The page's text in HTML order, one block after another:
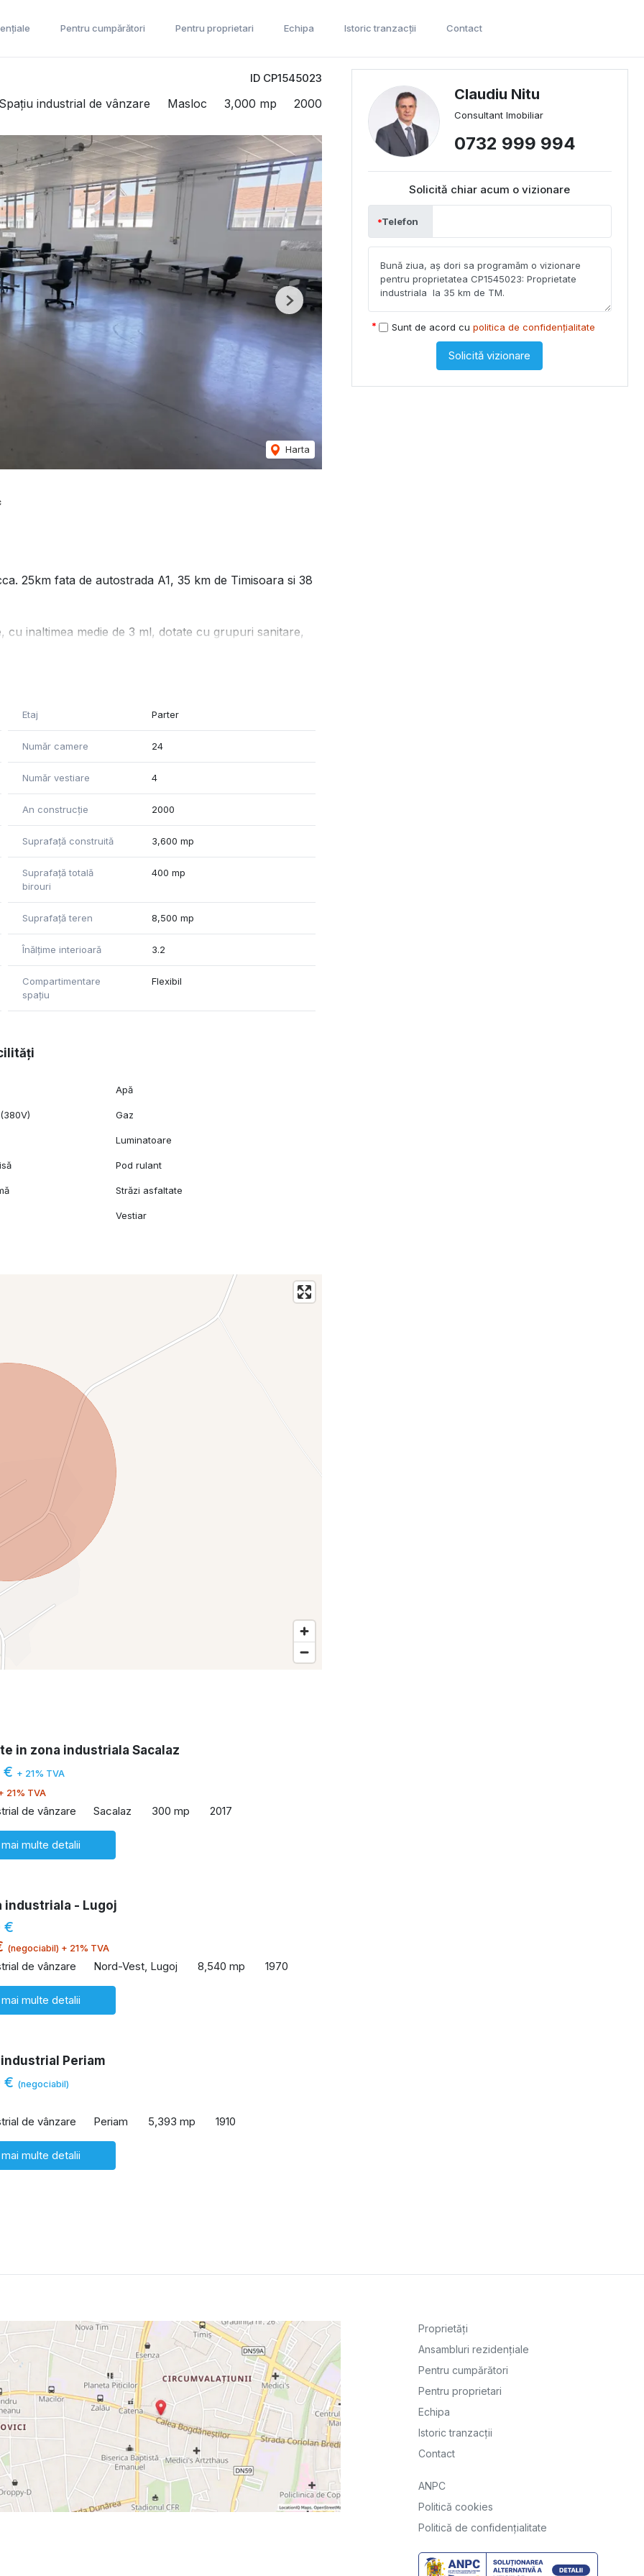
Pentru cumpărători Pentru proprietari Echipa Istoric tranzacții Contact
ID CP1545023
Spațiu industrial de vânzare Masloc 3,000 mp 2000
Harta
Next
25km fata de autostrada A1, 35 km de Timisoara si 38
inaltimea medie de 3 ml, dotate cu grupuri sanitare,
ml dotat cu pompa;
electric si GPL ( 2 butelii cu o capacitate de 1.400 l
Etaj Parter
Număr camere 24
Număr vestiare 4
An construcție 2000
Suprafață construită 3,600 mp
Suprafață totală
birouri
400 mp
Suprafață teren 8,500 mp
Înălțime interioară 3.2
Compartimentare
spațiu
Flexibil
Apă
Gaz
Luminatoare
Pod rulant
Străzi asfaltate
Vestiar
Claudiu Nitu
Consultant Imobiliar
0732 999 994
Solicită chiar acum o vizionare
Telefon
Sunt de acord cu politica de confidențialitate
Solicită vizionare
in zona industriala Sacalaz
€ + 21% TVA
21% TVA
de vânzare Sacalaz 300 mp 2017
multe detalii
industriala - Lugoj
€
(negociabil) + 21% TVA
de vânzare Nord-Vest, Lugoj 8,540 mp 1970
multe detalii
Periam
€ (negociabil)
de vânzare Periam 5,393 mp 1910
multe detalii
Proprietăți
Ansambluri rezidențiale
Pentru cumpărători
Pentru proprietari
Echipa
Istoric tranzacții
Contact
ANPC
Politică cookies
Politică de confidențialitate